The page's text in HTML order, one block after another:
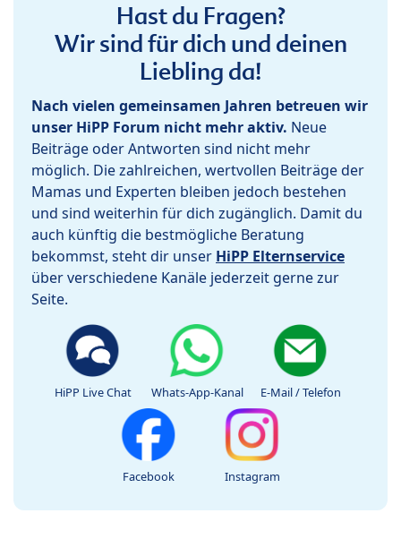
Hast du Fragen?
Wir sind für dich und deinen
Liebling da!
Nach vielen gemeinsamen Jahren betreuen wir
unser HiPP Forum nicht mehr aktiv. Neue
Beiträge oder Antworten sind nicht mehr
möglich. Die zahlreichen, wertvollen Beiträge der
Mamas und Experten bleiben jedoch bestehen
und sind weiterhin für dich zugänglich. Damit du
auch künftig die bestmögliche Beratung
bekommst, steht dir unser HiPP Elternservice
über verschiedene Kanäle jederzeit gerne zur
Seite.
HiPP Live Chat Whats-App-Kanal E-Mail / Telefon
Facebook Instagram